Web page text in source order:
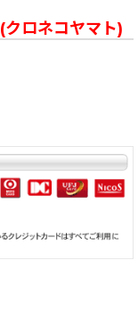
ロネコヤマト)